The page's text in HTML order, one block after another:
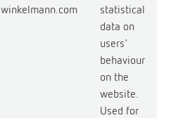
winkelmann.com
statistical
data on
users'
behaviour
on the
website.
Used for